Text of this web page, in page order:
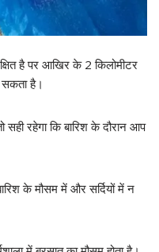
है पर आखिर के 2 किलोमीटर
सकता है।
रहेगा कि बारिश के दौरान आप
के मौसम में और सर्दियों में न